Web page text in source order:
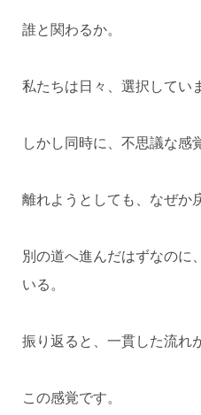
誰と関わるか。
私たちは日々、選択してい
しかし同時に、不思議な感
離れようとしても、なぜか
別の道へ進んだはずなのに
いる。
振り返ると、一貫した流れ
この感覚です。